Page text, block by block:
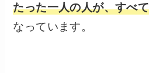
たった一人の人が、すべ
なっています。